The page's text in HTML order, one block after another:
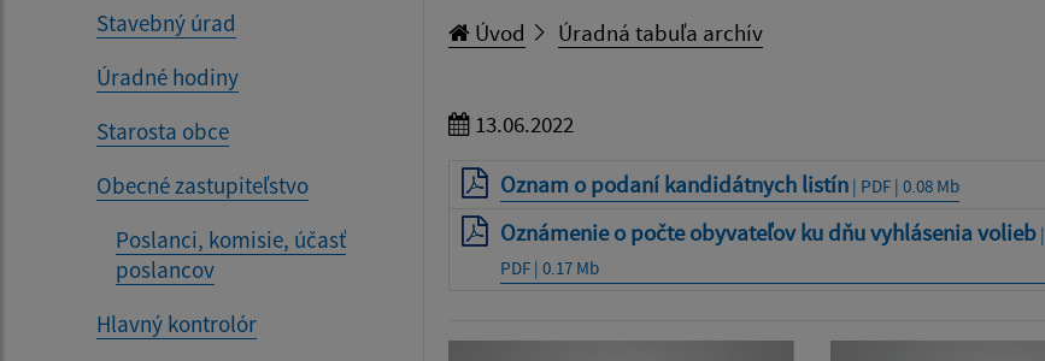
Stavebný úrad
Úradné hodiny
Starosta obce
Obecné zastupiteľstvo
Poslanci, komisie, účasť
poslancov
Hlavný kontrolór
Úvod Úradná tabuľa archív
13.06.2022
Oznam o podaní kandidátnych listín| PDF | 0.08 Mb
Oznámenie o počte obyvateľov ku dňu vyhlásenia volieb|
PDF | 0.17 Mb